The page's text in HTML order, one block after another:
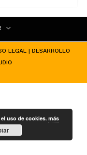
LEGAL | DESARROLLO
uso de cookies.más